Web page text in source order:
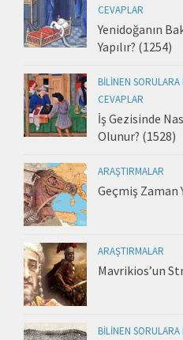
CEVAPLAR
Yenidoğanın
Yapılır? (1254)
BILINEN SORULARA
CEVAPLAR
İş Gezisinde
Olunur? (1528)
ARAŞTIRMALAR
Geçmiş Zaman
ARAŞTIRMALAR
Mavrikios’un
BILINEN SORULARA